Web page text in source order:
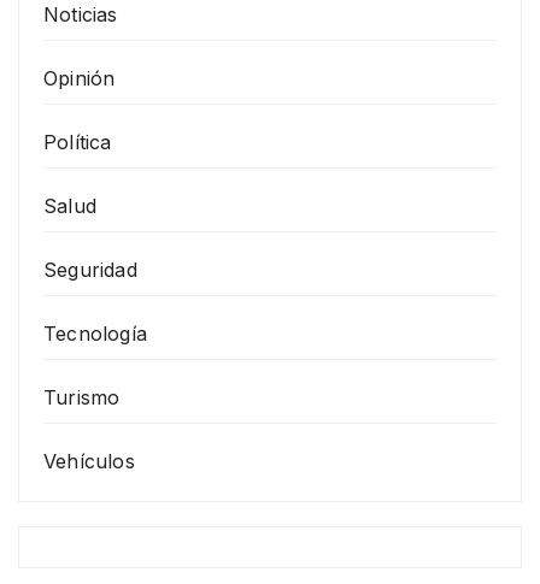
Noticias
Opinión
Política
Salud
Seguridad
Tecnología
Turismo
Vehículos